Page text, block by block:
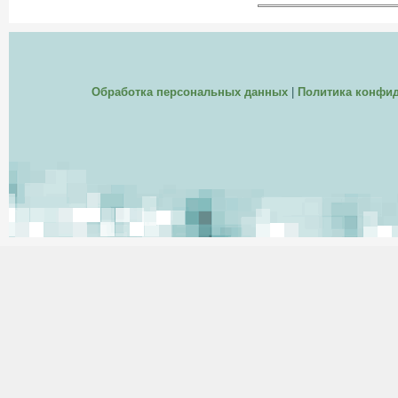
Обработка персональных данных| Политика